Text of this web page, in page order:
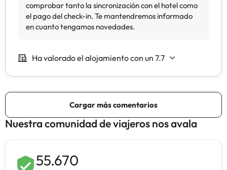
Nuestra comunidad de viajeros nos avala
55.670